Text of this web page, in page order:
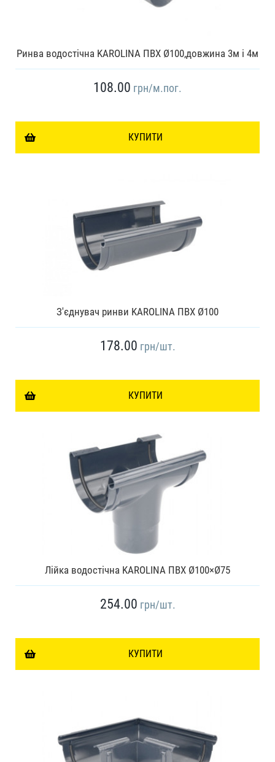
Ринва водостічна KAROLINA ПВХ Ø100,довжина 3м і 4м
108.00 грн/м.пог.
КУПИТИ
З'єднувач ринви KAROLINA ПВХ Ø100
178.00 грн/шт.
КУПИТИ
Лійка водостічна KAROLINA ПВХ Ø100×Ø75
254.00 грн/шт.
КУПИТИ